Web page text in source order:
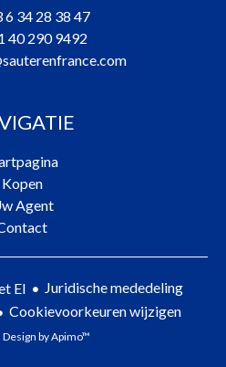
6 34 28 38 47
40 290 9492
Kopen
Agent
EI
Juridische mededeling
Cookievoorkeuren wijzigen
Design byApimo™